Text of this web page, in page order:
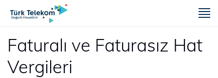
Faturalı ve Faturasız Hat
Vergileri